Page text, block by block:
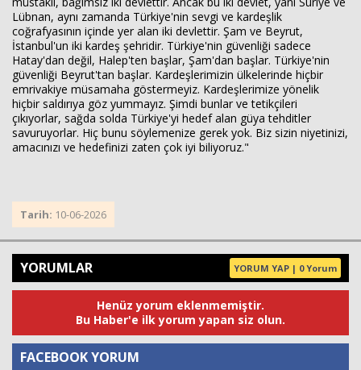
Lübnan, aynı zamanda Türkiye'nin sevgi ve kardeşlik
coğrafyasının içinde yer alan iki devlettir. Şam ve Beyrut,
İstanbul'un iki kardeş şehridir. Türkiye'nin güvenliği sadece
Hatay'dan değil, Halep'ten başlar, Şam'dan başlar. Türkiye'nin
güvenliği Beyrut'tan başlar. Kardeşlerimizin ülkelerinde hiçbir
emrivakiye müsamaha göstermeyiz. Kardeşlerimize yönelik
hiçbir saldırıya göz yummayız. Şimdi bunlar ve tetikçileri
çıkıyorlar, sağda solda Türkiye'yi hedef alan güya tehditler
savuruyorlar. Hiç bunu söylemenize gerek yok. Biz sizin niyetinizi,
amacınızı ve hedefinizi zaten çok iyi biliyoruz."
Tarih: 10-06-2026
YORUMLAR YORUM YAP | 0 Yorum
Henüz yorum eklenmemiştir.
Bu Haber'e ilk yorum yapan siz olun.
FACEBOOK YORUM